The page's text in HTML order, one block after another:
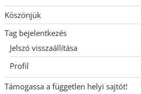
Köszönjük
Tag bejelentkezés
Jelszó visszaállítása
Profil
Támogassa a független helyi sajtót!